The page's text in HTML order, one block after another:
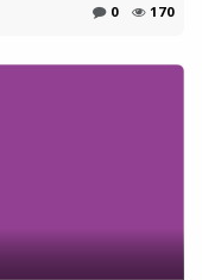
0 170